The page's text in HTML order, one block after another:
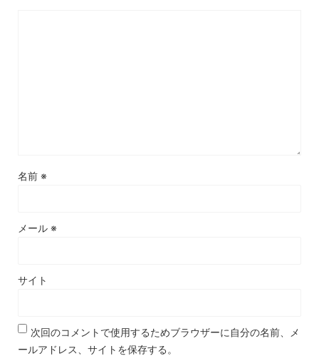
名前 ※
メール ※
サイト
次回のコメントで使用するためブラウザーに自分の名前、メ
ールアドレス、サイトを保存する。